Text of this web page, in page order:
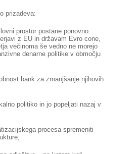
prizadeva:
prostor postane ponovno
z EU in državam Evro cone,
večinoma še vedno ne morejo
denarne politike v območju
bank za zmanjšanje njihovih
politiko in jo popeljati nazaj v
procesa spremeniti